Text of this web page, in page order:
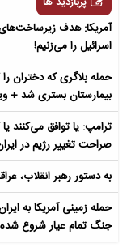
آمریکا: هدف
اسرائیل را می‌زنیم!
حمله بلاگری که دختران
بیمارستان بستری شد +
ترامپ: یا توافق می‌کنند
صراحت تغییر رژیم در
به دستور رهبر انقلاب،
حمله زمینی آمریکا به
جنگ تمام عیار شروع